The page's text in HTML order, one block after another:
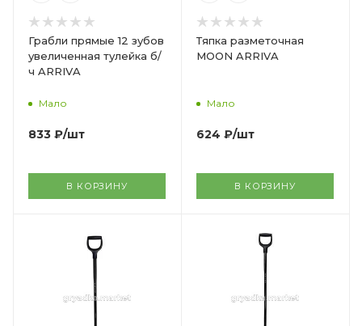
Грабли прямые 12 зубов
увеличенная тулейка б/
ч ARRIVA
Мало
833 ₽/шт
В КОРЗИНУ
Тяпка разметочная
MOON ARRIVA
Мало
624 ₽/шт
В КОРЗИНУ